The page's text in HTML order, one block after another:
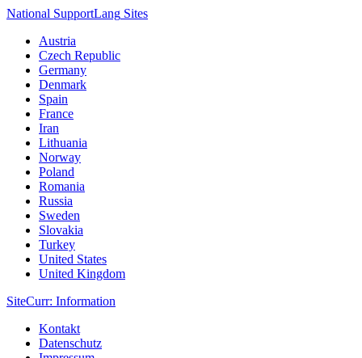
National SupportLang Sites
Austria
Czech Republic
Germany
Denmark
Spain
France
Iran
Lithuania
Norway
Poland
Romania
Russia
Sweden
Slovakia
Turkey
United States
United Kingdom
SiteCurr: Information
Kontakt
Datenschutz